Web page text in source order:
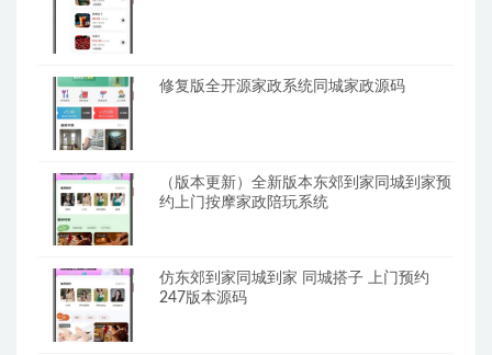
修复版全开源家政系统同城家政源码
（版本更新）全新版本东郊到家同城到家预
约上门按摩家政陪玩系统
仿东郊到家同城到家 同城搭子 上门预约
247版本源码